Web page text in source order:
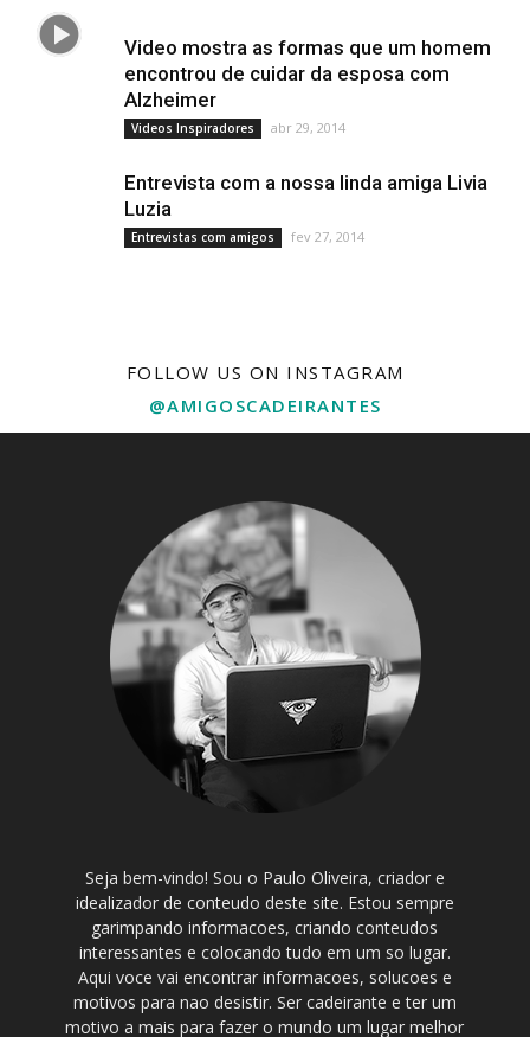
Video mostra as formas que um homem
encontrou de cuidar da esposa com
Alzheimer
Videos Inspiradores abr 29, 2014
Entrevista com a nossa linda amiga Livia
Luzia
Entrevistas com amigos fev 27, 2014
FOLLOW US ON INSTAGRAM
@AMIGOSCADEIRANTES
Seja bem-vindo! Sou o Paulo Oliveira, criador e
idealizador de conteudo deste site. Estou sempre
garimpando informacoes, criando conteudos
interessantes e colocando tudo em um so lugar.
Aqui voce vai encontrar informacoes, solucoes e
motivos para nao desistir. Ser cadeirante e ter um
motivo a mais para fazer o mundo um lugar melhor